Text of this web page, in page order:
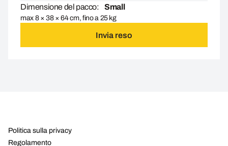
Dimensione del pacco: Small
max 8 × 38 × 64 cm, fino a 25 kg
Invia reso
Politica sulla privacy
Regolamento